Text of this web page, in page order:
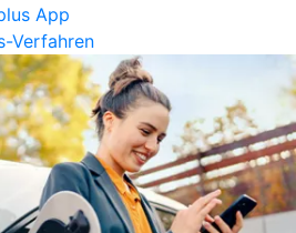
App
Verfahren